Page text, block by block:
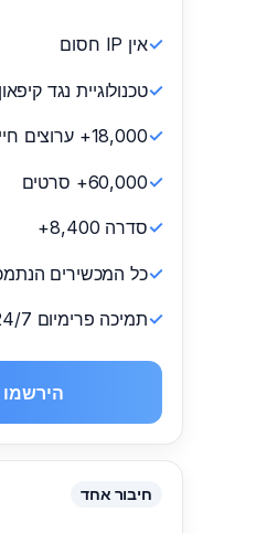
אין IP חסום
טכנולוגיית נגד קיפאון
18,000+ ערוצים חיים
60,000+ סרטים
סדרה 8,400+
כל המכשירים
תמיכה פרימיום 24/7
הירשמו
חיבור אחד